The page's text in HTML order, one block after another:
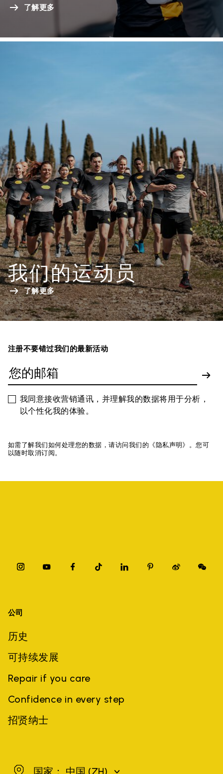
了解更多
我们的运动员
了解更多
注册不要错过我们的最新活动
我同意接收营销通讯，并理解我的数据将用于分析，
以个性化我的体验。
如需了解我们如何处理您的数据，请访问我们的《隐私声明》。您可
以随时取消订阅。
公司
历史
可持续发展
Repair if you care
Confidence in every step
招贤纳士